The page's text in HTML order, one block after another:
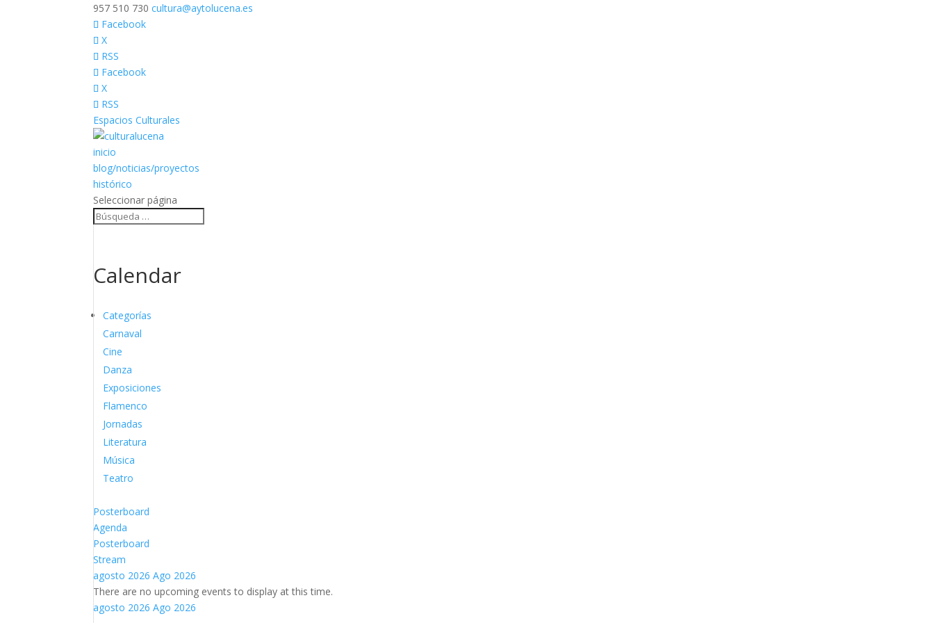
957 510 730 cultura@aytolucena.es
Facebook
X
RSS
Facebook
X
RSS
Espacios Culturales
inicio
blog/noticias/proyectos
histórico
Seleccionar página
Calendar
Categorías
Carnaval
Cine
Danza
Exposiciones
Flamenco
Jornadas
Literatura
Música
Teatro
Posterboard
Agenda
Posterboard
Stream
agosto 2026 Ago 2026
There are no upcoming events to display at this time.
agosto 2026 Ago 2026